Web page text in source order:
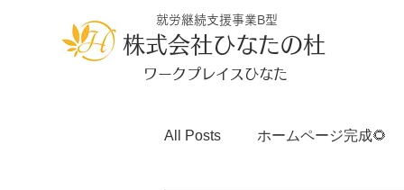
就労継続支援事業B型
株式会社ひなたの杜
ワークプレイスひなた
All Posts ホームページ完成🌻